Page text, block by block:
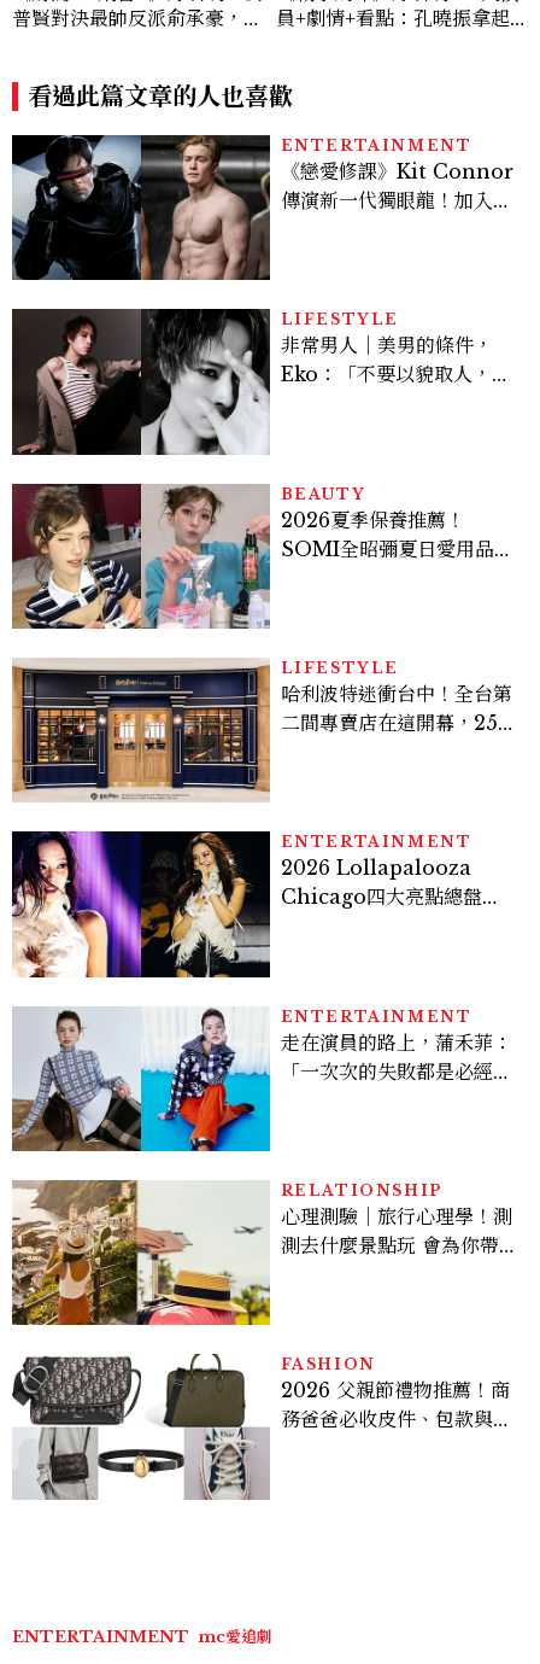
普賢對決最帥反派俞承豪，鄭
來了，這次能玩多大？
員+劇情+看點：孔曉振拿起
看過此篇文章的人也喜歡
ENTERTAINMENT
《戀愛修課》Kit Connor
傳演新一代獨眼龍！加入新
LIFESTYLE
非常男人｜美男的條件，
Eko：「不要以貌取人，內
BEAUTY
2026夏季保養推薦！
SOMI全昭彌夏日愛用品公
LIFESTYLE
哈利波特迷衝台中！全台第
二間專賣店在這開幕，25週
ENTERTAINMENT
2026 Lollapalooza
Chicago四大亮點總盤
ENTERTAINMENT
走在演員的路上，蒲禾菲：
「一次次的失敗都是必經過
RELATIONSHIP
心理測驗｜旅行心理學！測
測去什麼景點玩 會為你帶來
FASHION
2026 父親節禮物推薦！商
務爸爸必收皮件、包款與鞋
ENTERTAINMENT mc愛追劇